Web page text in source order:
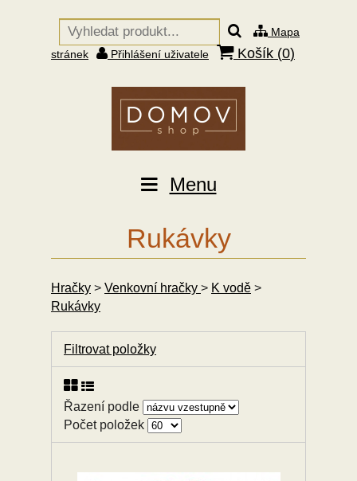
Mapa
stránek
Přihlášení uživatele Košík (0)
Menu
Rukávky
Hračky > Venkovní hračky > K vodě >
Rukávky
Filtrovat položky
Řazení podle
Počet položek